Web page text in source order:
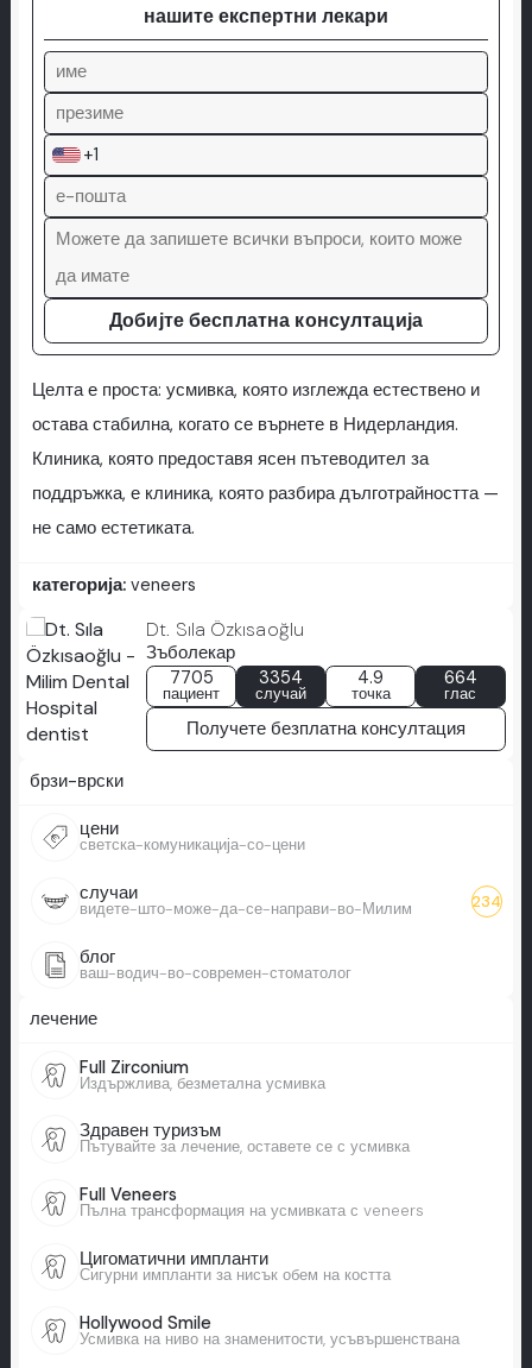
нашите експертни лекари
+1
Добијте бесплатна консултација
Целта е проста: усмивка, която изглежда естествено и
остава стабилна, когато се върнете в Нидерландия.
Клиника, която предоставя ясен пътеводител за
поддръжка, е клиника, която разбира дълготрайността —
не само естетиката.
категорија: veneers
Dt. Sıla Özkısaoğlu
Зъболекар
7705
пациент
3354
случай
4.9
точка
664
глас
Получете безплатна консултация
брзи-врски
цени
светска-комуникација-со-цени
случаи
видете-што-може-да-се-направи-во-Милим 234
блог
ваш-водич-во-современ-стоматолог
лечение
Full Zirconium
Издържлива, безметална усмивка
Здравен туризъм
Пътувайте за лечение, оставете се с усмивка
Full Veneers
Пълна трансформация на усмивката с veneers
Цигоматични импланти
Сигурни импланти за нисък обем на костта
Hollywood Smile
Усмивка на ниво на знаменитости, усъвършенствана